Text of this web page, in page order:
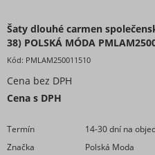
Šaty košilové
Šaty koženkové
Šaty maxi dlouhé
Šaty na ramínkách
Šaty nadrozměrné
Šaty dlouhé carmen
38) POLSKÁ MÓDA
Kód: PMLAM250011510
Cena bez DPH
Cena s DPH
Termín
14-30 dní na
Značka
Polská Moda